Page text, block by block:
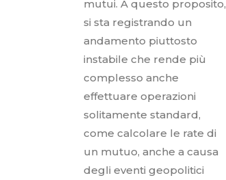
mutui. A questo proposito,
si sta registrando un
andamento piuttosto
instabile che rende più
complesso anche
effettuare operazioni
solitamente standard,
come calcolare le rate di
un mutuo, anche a causa
degli eventi geopolitici